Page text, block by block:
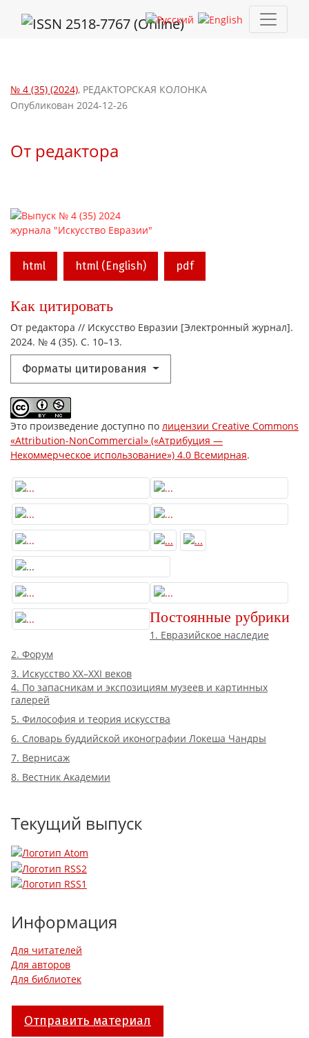
№ 4 (35) (2024), РЕДАКТОРСКАЯ КОЛОНКА
От редактора
Опубликован 2024-12-26
html html (English) pdf
Как цитировать
От редактора // Искусство Евразии [Электронный журнал].
2024. № 4 (35). С. 10–13.
Форматы цитирования
Это произведение доступно по лицензии Creative Commons
«Attribution-NonCommercial» («Атрибуция —
Некоммерческое использование») 4.0 Всемирная.
Постоянные рубрики
1. Евразийское наследие
2. Форум
3. Искусство XX–XXI веков
4. По запасникам и экспозициям музеев и картинных
галерей
5. Философия и теория искусства
6. Словарь буддийской иконографии Локеша Чандры
7. Вернисаж
8. Вестник Академии
Текущий выпуск
Информация
Для читателей
Для авторов
Для библиотек
Отправить материал